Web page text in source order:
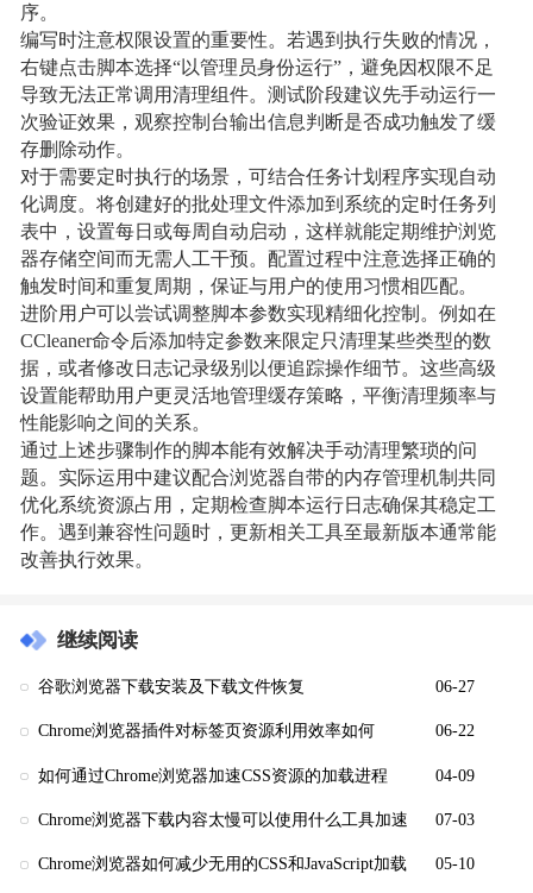
序。
编写时注意权限设置的重要性。若遇到执行失败的情况，
右键点击脚本选择“以管理员身份运行”，避免因权限不足
导致无法正常调用清理组件。测试阶段建议先手动运行一
次验证效果，观察控制台输出信息判断是否成功触发了缓
存删除动作。
对于需要定时执行的场景，可结合任务计划程序实现自动
化调度。将创建好的批处理文件添加到系统的定时任务列
表中，设置每日或每周自动启动，这样就能定期维护浏览
器存储空间而无需人工干预。配置过程中注意选择正确的
触发时间和重复周期，保证与用户的使用习惯相匹配。
进阶用户可以尝试调整脚本参数实现精细化控制。例如在
CCleaner命令后添加特定参数来限定只清理某些类型的数
据，或者修改日志记录级别以便追踪操作细节。这些高级
设置能帮助用户更灵活地管理缓存策略，平衡清理频率与
性能影响之间的关系。
通过上述步骤制作的脚本能有效解决手动清理繁琐的问
题。实际运用中建议配合浏览器自带的内存管理机制共同
优化系统资源占用，定期检查脚本运行日志确保其稳定工
作。遇到兼容性问题时，更新相关工具至最新版本通常能
改善执行效果。
继续阅读
谷歌浏览器下载安装及下载文件恢复 06-27
Chrome浏览器插件对标签页资源利用效率如何 06-22
如何通过Chrome浏览器加速CSS资源的加载进程 04-09
Chrome浏览器下载内容太慢可以使用什么工具加速 07-03
Chrome浏览器如何减少无用的CSS和JavaScript加载 05-10